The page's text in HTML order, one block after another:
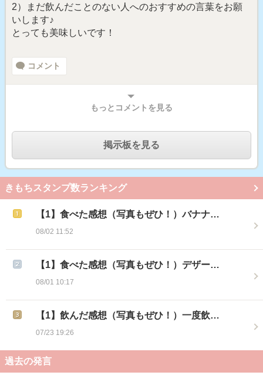
2）まだ飲んだことのない人へのおすすめの言葉をお願
いします♪
とっても美味しいです！
コメント
もっとコメントを見る
掲示板を見る
きもちスタンプ数ランキング
【1】食べた感想（写真もぜひ！）バナナ…
08/02 11:52
【1】食べた感想（写真もぜひ！）デザー…
08/01 10:17
【1】飲んだ感想（写真もぜひ！）一度飲…
07/23 19:26
過去の発言